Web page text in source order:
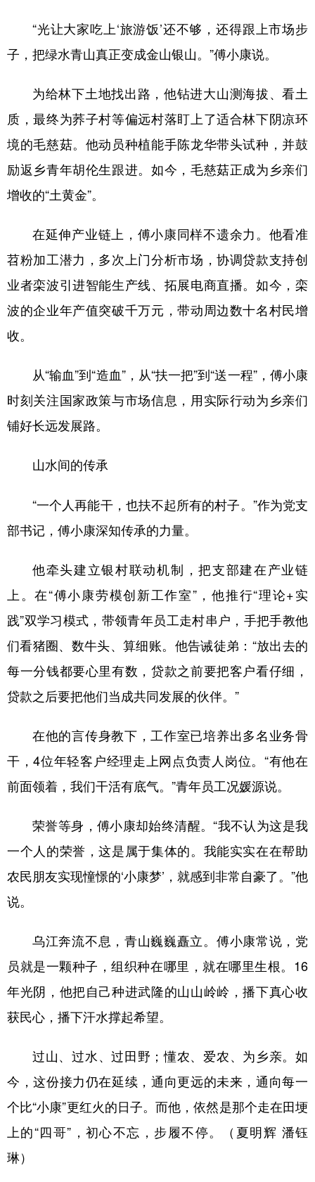
“光让大家吃上‘旅游饭’还不够，还得跟上市场步
子，把绿水青山真正变成金山银山。”傅小康说。
为给林下土地找出路，他钻进大山测海拔、看土
质，最终为荞子村等偏远村落盯上了适合林下阴凉环
境的毛慈菇。他动员种植能手陈龙华带头试种，并鼓
励返乡青年胡伦生跟进。如今，毛慈菇正成为乡亲们
增收的“土黄金”。
在延伸产业链上，傅小康同样不遗余力。他看准
苕粉加工潜力，多次上门分析市场，协调贷款支持创
业者栾波引进智能生产线、拓展电商直播。如今，栾
波的企业年产值突破千万元，带动周边数十名村民增
收。
从“输血”到“造血”，从“扶一把”到“送一程”，傅小康
时刻关注国家政策与市场信息，用实际行动为乡亲们
铺好长远发展路。
山水间的传承
“一个人再能干，也扶不起所有的村子。”作为党支
部书记，傅小康深知传承的力量。
他牵头建立银村联动机制，把支部建在产业链
上。在“傅小康劳模创新工作室”，他推行“理论+实
践”双学习模式，带领青年员工走村串户，手把手教他
们看猪圈、数牛头、算细账。他告诫徒弟：“放出去的
每一分钱都要心里有数，贷款之前要把客户看仔细，
贷款之后要把他们当成共同发展的伙伴。”
在他的言传身教下，工作室已培养出多名业务骨
干，4位年轻客户经理走上网点负责人岗位。“有他在
前面领着，我们干活有底气。”青年员工况媛源说。
荣誉等身，傅小康却始终清醒。“我不认为这是我
一个人的荣誉，这是属于集体的。我能实实在在帮助
农民朋友实现憧憬的‘小康梦’，就感到非常自豪了。”他
说。
乌江奔流不息，青山巍巍矗立。傅小康常说，党
员就是一颗种子，组织种在哪里，就在哪里生根。16
年光阴，他把自己种进武隆的山山岭岭，播下真心收
获民心，播下汗水撑起希望。
过山、过水、过田野；懂农、爱农、为乡亲。如
今，这份接力仍在延续，通向更远的未来，通向每一
个比“小康”更红火的日子。而他，依然是那个走在田埂
上的“四哥”，初心不忘，步履不停。（夏明辉 潘钰
琳）